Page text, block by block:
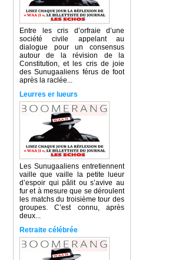
Entre les cris d’orfraie d’une
société civile appelant au
dialogue pour un consensus
autour de la révision de la
Constitution, et les cris de joie
des Sunugaaliens férus de foot
après la raclée...
Leurres er lueurs
Les Sunugaaliens entretiennent
vaille que vaille la petite lueur
d’espoir qui pâlit ou s’avive au
fur et à mesure que se déroulent
les matchs du troisième tour des
groupes. C’est connu, après
deux...
Retraite célébrée